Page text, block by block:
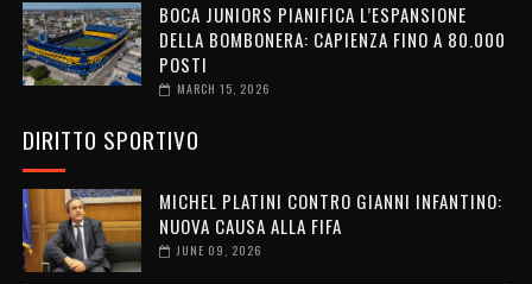
BOCA JUNIORS PIANIFICA L’ESPANSIONE
DELLA BOMBONERA: CAPIENZA FINO A 80.000
POSTI
MARCH 15, 2026
DIRITTO SPORTIVO
MICHEL PLATINI CONTRO GIANNI INFANTINO:
NUOVA CAUSA ALLA FIFA
JUNE 09, 2026